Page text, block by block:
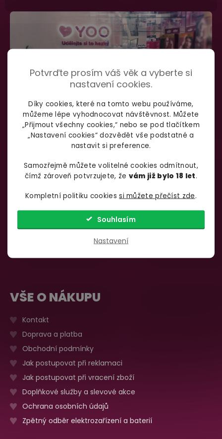
Potvrďte prosím váš věk a vyberte si
nastavení cookies.
Díky cookies, které na tomto webu používáme,
můžeme lépe vyhodnocovat návštěvnost. Můžete
„Přijmout všechny cookies,“ nebo se pod tlačítkem
„Nastavení cookies“ dozvědět vše podstatné a
nastavit si preference.
Samozřejmě můžete volitelné cookies odmítnout,
čímž zároveň potvrzujete, že vám již bylo 18 let.
Kompletní politiku cookiessi můžete přečíst zde.
Nastavení
Souhlasím
SHOWROOM BRNO
info@yoo.cz
735 876 206
7:00 – 18:00
Sobota, neděle
Zavřeno
VŠE O NÁKUPU
Kontakt
Doprava a platba
Obchodní podmínky
Jak postupovat při reklamaci
Jak postupovat při vracení zboží
Doplňkové služby a slevové akce
Ochrana osobních údajů
Zpětný odběr elektrozařízení a baterií